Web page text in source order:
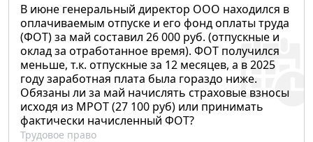
В июне генеральный директор ООО находился в
оплачиваемым отпуске и его фонд оплаты труда
(ФОТ) за май составил 26 000 руб. (отпускные и
оклад за отработанное время). ФОТ получился
меньше, т.к. отпускные за 12 месяцев, а в 2025
году заработная плата была гораздо ниже.
Обязаны ли за май начислять страховые взносы
исходя из МРОТ (27 100 руб) или принимать
фактически начисленный ФОТ?
Трудовое право